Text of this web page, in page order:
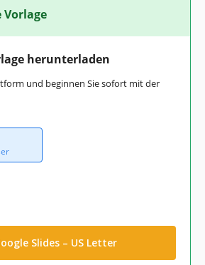
Vorlage
herunterladen
und beginnen Sie sofort mit der
Slides – US Letter